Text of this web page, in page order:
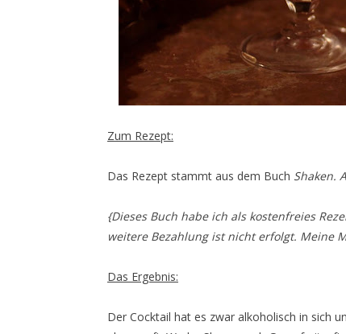
Zum Rezept:
Das Rezept stammt aus dem Buch Shaken.
{Dieses Buch habe ich als kostenfreies
weitere Bezahlung ist nicht erfolgt. Meine
Das Ergebnis:
Der Cocktail hat es zwar alkoholisch in sich